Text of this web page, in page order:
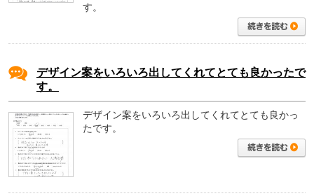
す。
デザイン案をいろいろ出してくれてとても良かったで
す。
デザイン案をいろいろ出してくれてとても良かっ
たです。